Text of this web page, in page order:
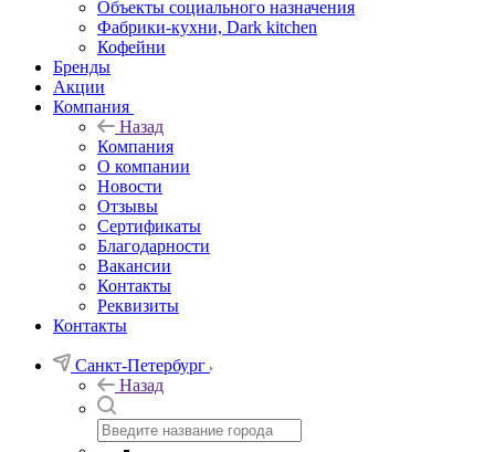
Объекты социального назначения
Фабрики-кухни, Dark kitchen
Кофейни
Бренды
Акции
Компания
Назад
Компания
О компании
Новости
Отзывы
Сертификаты
Благодарности
Вакансии
Контакты
Реквизиты
Контакты
Санкт-Петербург
Назад